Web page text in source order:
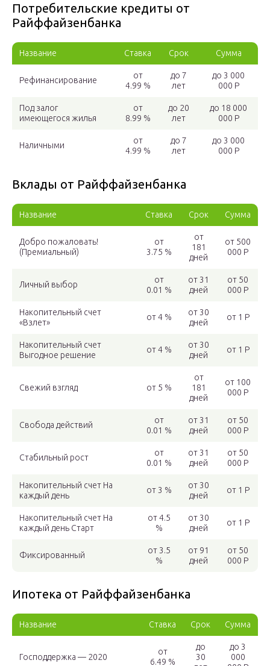
Потребительские кредиты от
Райффайзенбанка
Название Ставка Срок Сумма
Рефинансирование
от
4.99 %
до 7
лет
до 3 000
000 Р
Под залог
имеющегося жилья
от
8.99 %
до 20
лет
до 18 000
000 Р
Наличными
от
4.99 %
до 7
лет
до 3 000
000 Р
Вклады от Райффайзенбанка
Название Ставка Срок Сумма
Добро пожаловать!
(Премиальный)
от
3.75 %
от
181
дней
от 500
000 Р
Личный выбор
от
0.01 %
от 31
дней
от 50
000 Р
Накопительный счет
«Взлет»
от 4 %
от 30
дней
от 1 Р
Накопительный счет
Выгодное решение
от 4 %
от 30
дней
от 1 Р
Свежий взгляд от 5 %
от
181
дней
от 100
000 Р
Свобода действий
от
0.01 %
от 31
дней
от 50
000 Р
Стабильный рост
от
0.01 %
от 31
дней
от 50
000 Р
Накопительный счет На
каждый день
от 3 %
от 30
дней
от 1 Р
Накопительный счет На
каждый день Старт
от 4.5
%
от 30
дней
от 1 Р
Фиксированный
от 3.5
%
от 91
дней
от 50
000 Р
Ипотека от Райффайзенбанка
Название Ставка Срок Сумма
Господдержка — 2020
от
6.49 %
до
30
до 3
000